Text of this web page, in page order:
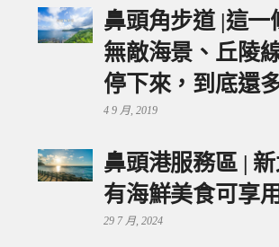
鼻頭角步道 |這
無敵海景、丘陵
停下來，到底還
4 9 月, 2019
鼻頭港服務區 |
有海鮮美食可享
29 7 月, 2024